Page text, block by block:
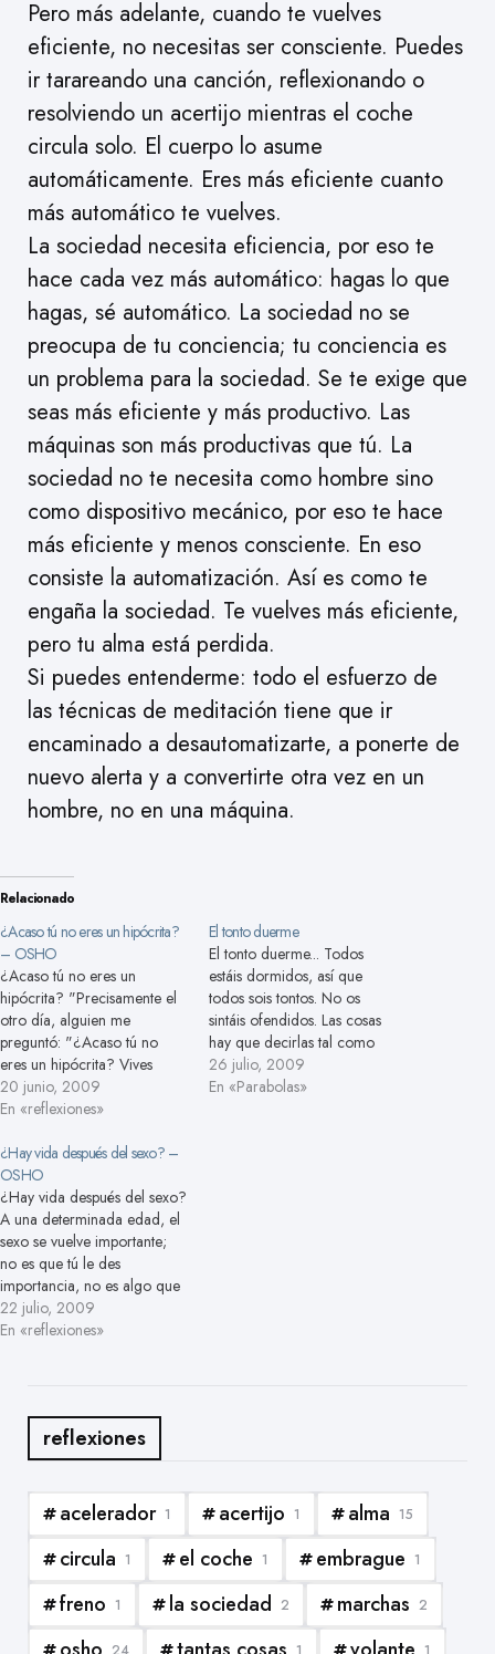
Pero más adelante, cuando te vuelves
eficiente, no necesitas ser consciente. Puedes
ir tarareando una canción, reflexionando o
resolviendo un acertijo mientras el coche
circula solo. El cuerpo lo asume
automáticamente. Eres más eficiente cuanto
más automático te vuelves.
La sociedad necesita eficiencia, por eso te
hace cada vez más automático: hagas lo que
hagas, sé automático. La sociedad no se
preocupa de tu conciencia; tu conciencia es
un problema para la sociedad. Se te exige que
seas más eficiente y más productivo. Las
máquinas son más productivas que tú. La
sociedad no te necesita como hombre sino
como dispositivo mecánico, por eso te hace
más eficiente y menos consciente. En eso
consiste la automatización. Así es como te
engaña la sociedad. Te vuelves más eficiente,
pero tu alma está perdida.
Si puedes entenderme: todo el esfuerzo de
las técnicas de meditación tiene que ir
encaminado a desautomatizarte, a ponerte de
nuevo alerta y a convertirte otra vez en un
hombre, no en una máquina.
Relacionado
¿Acaso tú no eres un hipócrita?
– OSHO
¿Acaso tú no eres un
hipócrita? "Precisamente el
otro día, alguien me
preguntó: "¿Acaso tú no
eres un hipócrita? Vives
rodeado de comodidades,
en una bonita casa, con un
rey". Esta persona no
entiende lo que quiere decir
la palabra "hipocresía". La
esencia de mi…
20 junio, 2009
En «reflexiones»
El tonto duerme
El tonto duerme... Todos
estáis dormidos, así que
todos sois tontos. No os
sintáis ofendidos. Las cosas
hay que decirlas tal como
son. Funcionáis en sueños;
por eso vais dando tumbos,
26 julio, 2009
En «Parabolas»
¿Hay vida después del sexo? –
OSHO
¿Hay vida después del sexo?
A una determinada edad, el
sexo se vuelve importante;
no es que tú le des
importancia, no es algo que
tú provoques, es algo que
ocurre. Hacia los catorce
como si se…
22 julio, 2009
En «reflexiones»
reflexiones
acelerador 1 acertijo 1 alma 15
circula 1 el coche 1 embrague 1
freno 1 la sociedad 2 marchas 2